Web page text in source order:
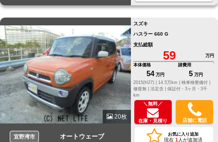
20枚
宜野湾市 オートウェーブ
スズキ
ハスラー 660 G
支払総額
59
万円
本体価格
54 万円
諸費用
5 万円
2015(H27) |
14.5万km |
検車検整備付 |
修復無 | 法定含 | 保証付・3ヶ月・3千
km
＼無料／
在庫・見積り 店舗に電話
お気に入り追加
現在 1 人が追加済